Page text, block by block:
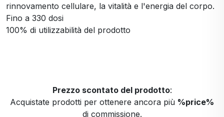
rinnovamento cellulare, la vitalità e l'energia del corpo.
Fino a 330 dosi
100% di utilizzabilità del prodotto
Prezzo scontato del prodotto:
Acquistate prodotti per ottenere ancora più %price%
di commissione.